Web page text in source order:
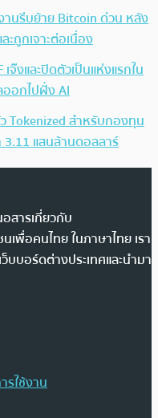
านรีบย้าย Bitcoin ด่วน หลัง
ะถูกเจาะต่อเนื่อง
จ๊งและปิดตัวเป็นแห่งแรกใน
อกไปฝั่ง AI
Tokenized สำหรับกองทุน
3.11 แสนล้านดอลลาร์
สารเกี่ยวกับ
เพื่อคนไทย ในภาษาไทย เรา
บบอร์ดต่างประเทศและนำมา
รใช้งาน